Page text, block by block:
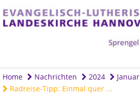
Home Nachrichten 2024
Januar
Radreise-Tipp: Einmal quer ...